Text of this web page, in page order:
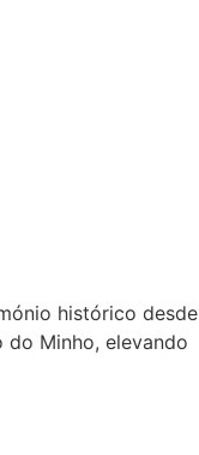
histórico desde
do Minho, elevando